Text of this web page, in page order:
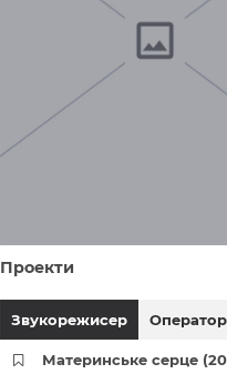
Проекти
Звукорежисер
Материнське серце